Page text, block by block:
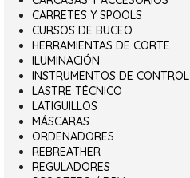
CARRETES Y SPOOLS
CURSOS DE BUCEO
HERRAMIENTAS DE CORTE
ILUMINACIÓN
INSTRUMENTOS DE CONTROL
LASTRE TÉCNICO
LATIGUILLOS
MÁSCARAS
ORDENADORES
REBREATHER
REGULADORES